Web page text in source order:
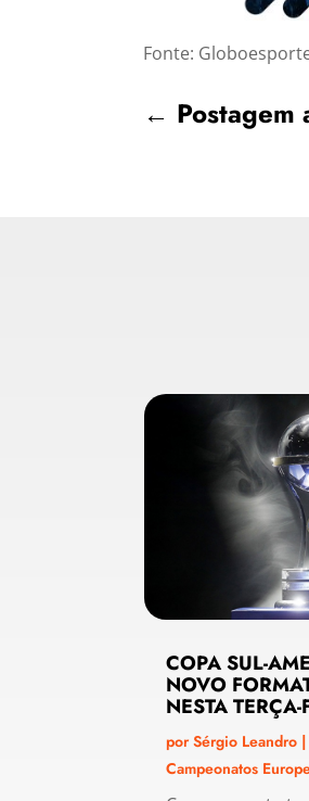
Fonte:
←
COPA SUL-
NOVO
NESTA
porSérgio Leandro
Campeonatos